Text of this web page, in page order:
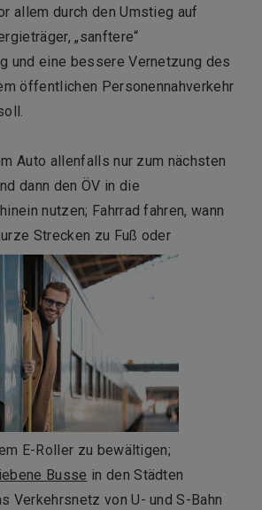
allem durch den Umstieg auf
„sanftere“
und eine bessere Vernetzung des
öffentlichen Personennahverkehr
Auto allenfalls nur zum nächsten
dann den ÖV in die
nutzen; Fahrrad fahren, wann
Strecken zu Fuß oder
E-Roller zu bewältigen;
Busse in den Städten
Verkehrsnetz von U- und S-Bahn